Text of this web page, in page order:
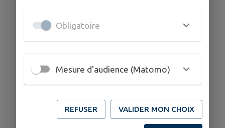
Obligatoire
Mesure d'audience (Matomo)
REFUSER VALIDER MON CHOIX